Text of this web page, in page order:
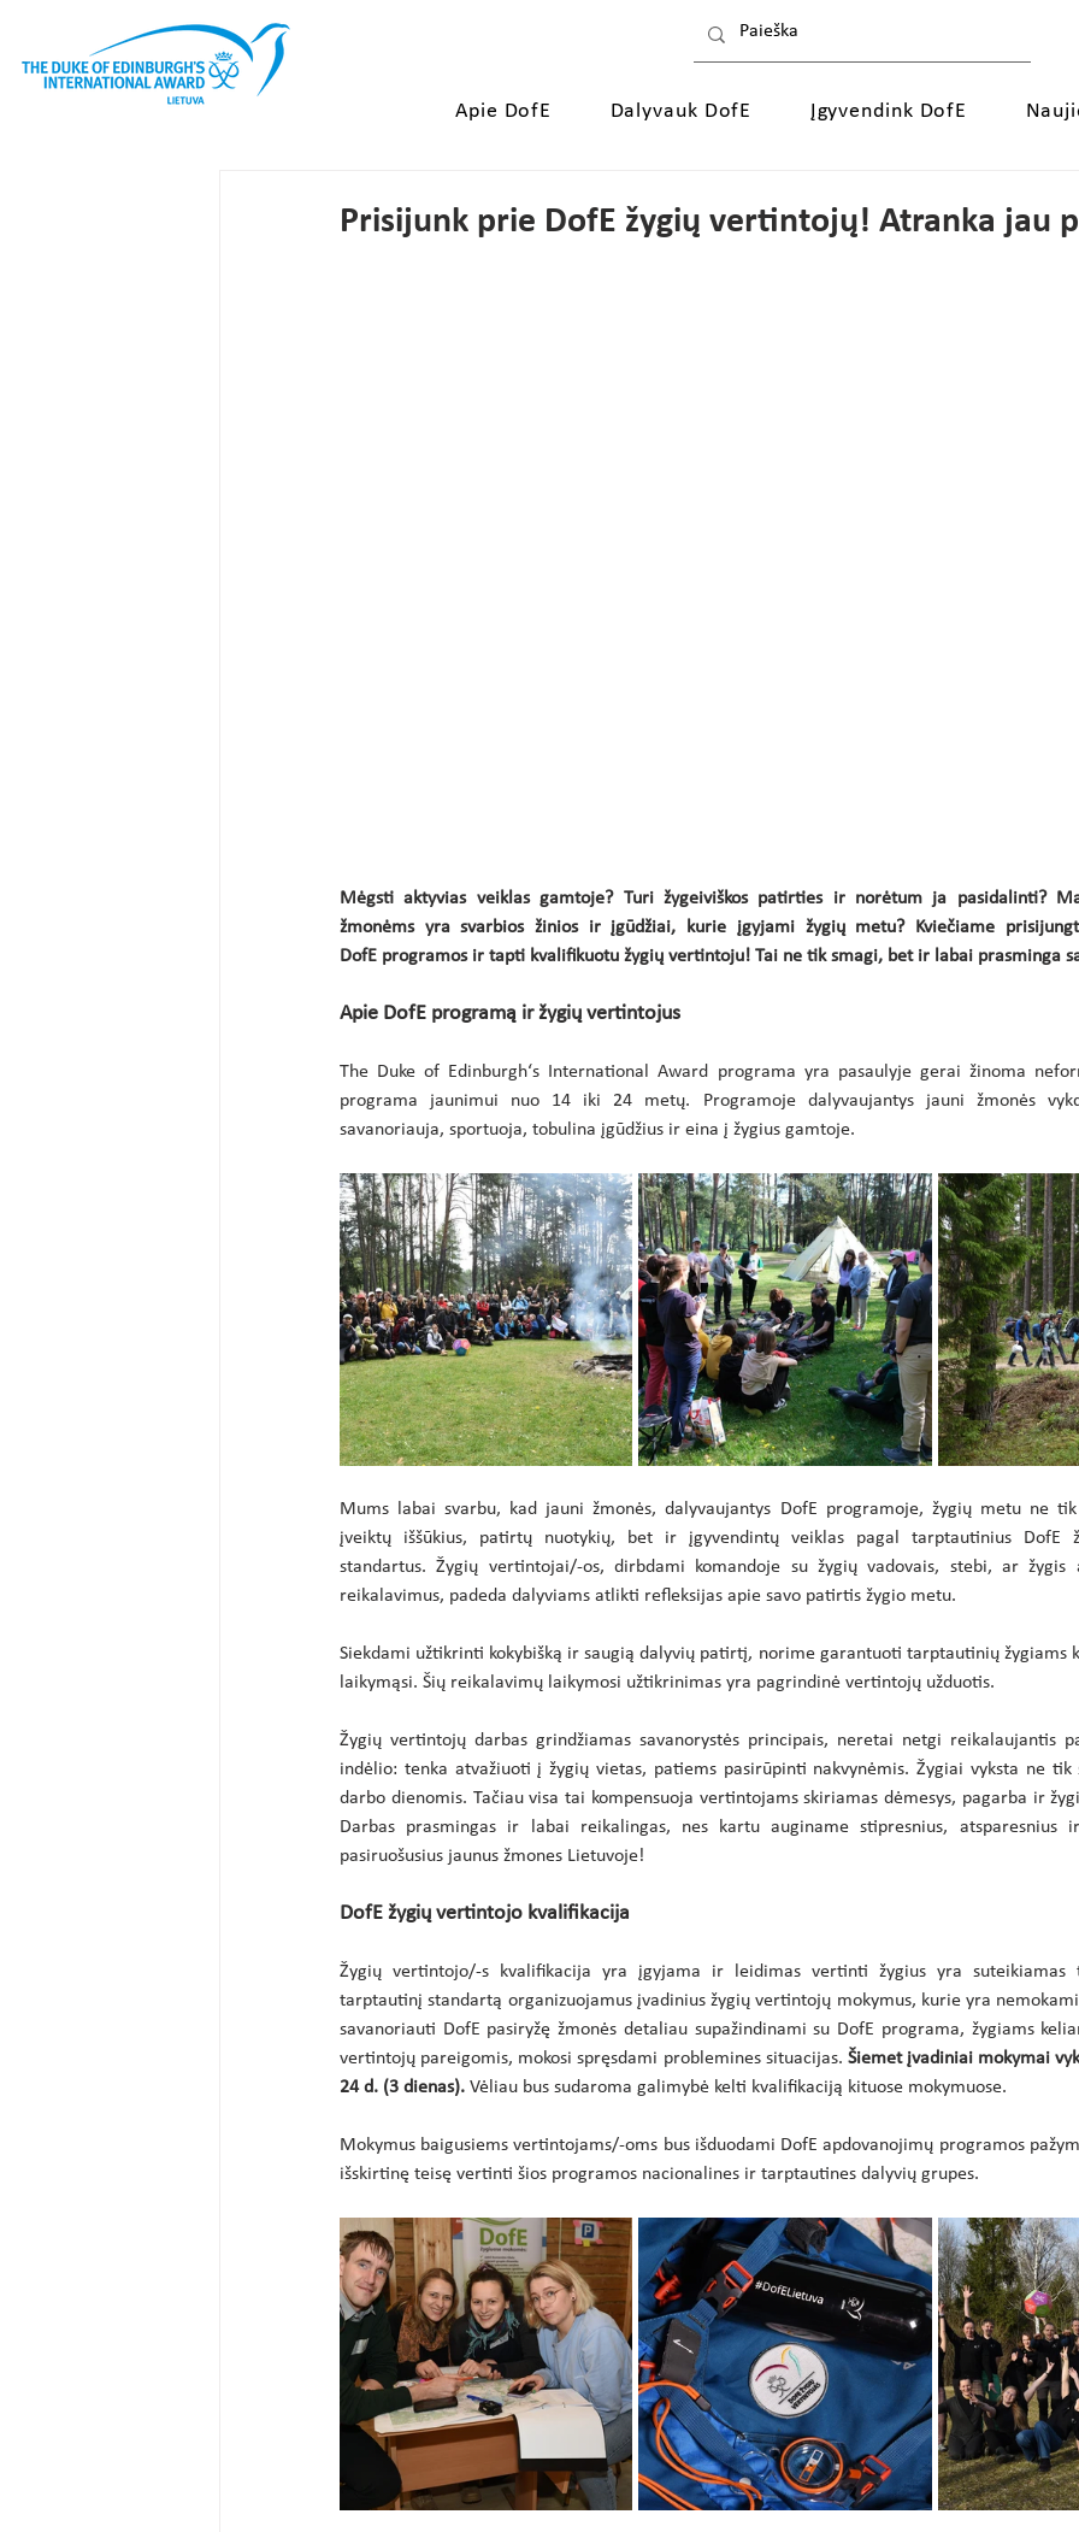
Apie DofE Dalyvauk DofE Įgyvendink DofE
Prisijunk prie DofE žygių vertintojų! Atranka jau
Mėgsti aktyvias veiklas gamtoje? Turi žygeiviškos patirties ir norėtum ja pasidalinti?
žmonėms yra svarbios žinios ir įgūdžiai, kurie įgyjami žygių metu? Kviečiame
DofE programos ir tapti kvalifikuotu žygių vertintoju! Tai ne tik smagi, bet ir labai prasminga
Аpie DofE programą ir žygių vertintojus
The Duke of Edinburgh‘s International Award programa yra pasaulyje gerai žinoma
programa jaunimui nuo 14 iki 24 metų. Programoje dalyvaujantys jauni žmonės
savanoriauja, sportuoja, tobulina įgūdžius ir eina į žygius gamtoje.
Mums labai svarbu, kad jauni žmonės, dalyvaujantys DofE programoje, žygių metu ne
įveiktų iššūkius, patirtų nuotykių, bet ir įgyvendintų veiklas pagal tarptautinius DofE
standartus. Žygių vertintojai/-os, dirbdami komandoje su žygių vadovais, stebi, ar žygis
reikalavimus, padeda dalyviams atlikti refleksijas apie savo patirtis žygio metu.
Siekdami užtikrinti kokybišką ir saugią dalyvių patirtį, norime garantuoti tarptautinių žygiams
laikymąsi. Šių reikalavimų laikymosi užtikrinimas yra pagrindinė vertintojų užduotis.
Žygių vertintojų darbas grindžiamas savanorystės principais, neretai netgi reikalaujantis
indėlio: tenka atvažiuoti į žygių vietas, patiems pasirūpinti nakvynėmis. Žygiai vyksta ne
darbo dienomis. Tačiau visa tai kompensuoja vertintojams skiriamas dėmesys, pagarba ir
Darbas prasmingas ir labai reikalingas, nes kartu auginame stipresnius, atsparesnius
pasiruošusius jaunus žmones Lietuvoje!
DofE žygių vertintojo kvalifikacija
Žygių vertintojo/-s kvalifikacija yra įgyjama ir leidimas vertinti žygius yra suteikiamas
tarptautinį standartą organizuojamus įvadinius žygių vertintojų mokymus, kurie yra
savanoriauti DofE pasiryžę žmonės detaliau supažindinami su DofE programa, žygiams
vertintojų pareigomis, mokosi spręsdami problemines situacijas. Šiemet įvadiniai mokymai
24 d. (3 dienas). Vėliau bus sudaroma galimybė kelti kvalifikaciją kituose mokymuose.
Mokymus baigusiems vertintojams/-oms bus išduodami DofE apdovanojimų programos
išskirtinę teisę vertinti šios programos nacionalines ir tarptautines dalyvių grupes.